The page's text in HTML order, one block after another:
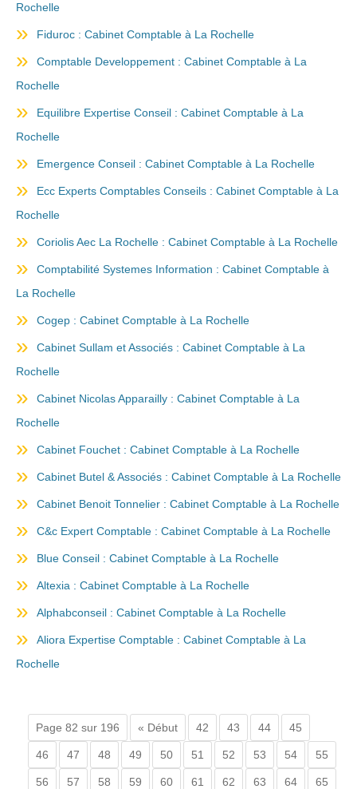
Rochelle
Fiduroc : Cabinet Comptable à La Rochelle
Comptable Developpement : Cabinet Comptable à La
Rochelle
Equilibre Expertise Conseil : Cabinet Comptable à La
Rochelle
Emergence Conseil : Cabinet Comptable à La Rochelle
Ecc Experts Comptables Conseils : Cabinet Comptable à La
Rochelle
Coriolis Aec La Rochelle : Cabinet Comptable à La Rochelle
Comptabilité Systemes Information : Cabinet Comptable à
La Rochelle
Cogep : Cabinet Comptable à La Rochelle
Cabinet Sullam et Associés : Cabinet Comptable à La
Rochelle
Cabinet Nicolas Apparailly : Cabinet Comptable à La
Rochelle
Cabinet Fouchet : Cabinet Comptable à La Rochelle
Cabinet Butel & Associés : Cabinet Comptable à La Rochelle
Cabinet Benoit Tonnelier : Cabinet Comptable à La Rochelle
C&c Expert Comptable : Cabinet Comptable à La Rochelle
Blue Conseil : Cabinet Comptable à La Rochelle
Altexia : Cabinet Comptable à La Rochelle
Alphabconseil : Cabinet Comptable à La Rochelle
Aliora Expertise Comptable : Cabinet Comptable à La
Rochelle
Page 82 sur 196 « Début 42 43 44 45
46 47 48 49 50 51 52 53 54 55
56 57 58 59 60 61 62 63 64 65